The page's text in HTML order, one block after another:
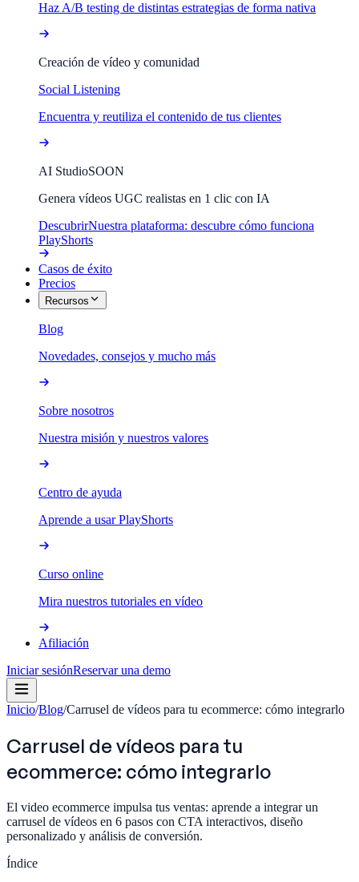
Haz A/B testing de distintas estrategias de forma nativa
Creación de vídeo y comunidad
Social Listening
Encuentra y reutiliza el contenido de tus clientes
AI StudioSOON
Genera vídeos UGC realistas en 1 clic con IA
DescubrirNuestra plataforma: descubre cómo funciona
PlayShorts
Casos de éxito
Precios
Recursos
Blog
Novedades, consejos y mucho más
Sobre nosotros
Nuestra misión y nuestros valores
Centro de ayuda
Aprende a usar PlayShorts
Curso online
Mira nuestros tutoriales en vídeo
Afiliación
Iniciar sesiónReservar una demo
Inicio/Blog/Carrusel de vídeos para tu ecommerce: cómo integrarlo
Carrusel de vídeos para tu
ecommerce: cómo integrarlo
El video ecommerce impulsa tus ventas: aprende a integrar un
carrusel de vídeos en 6 pasos con CTA interactivos, diseño
personalizado y análisis de conversión.
Índice